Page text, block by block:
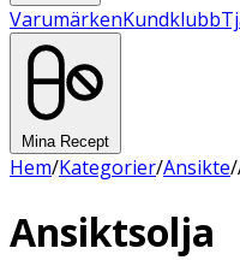
VarumärkenKundklubb
Mina Recept
Hem/Kategorier/Ansikte/
Ansiktsolja